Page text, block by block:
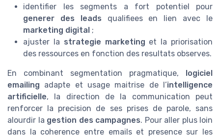
identifier les segments a fort potentiel pour
generer des leads qualifiees en lien avec le
marketing digital ;
ajuster la strategie marketing et la priorisation
des ressources en fonction des resultats observes.
En combinant segmentation pragmatique, logiciel
emailing adapte et usage maitrise de l’intelligence
artificielle, la direction de la communication peut
renforcer la precision de ses prises de parole, sans
alourdir la gestion des campagnes. Pour aller plus loin
dans la coherence entre emails et presence sur les